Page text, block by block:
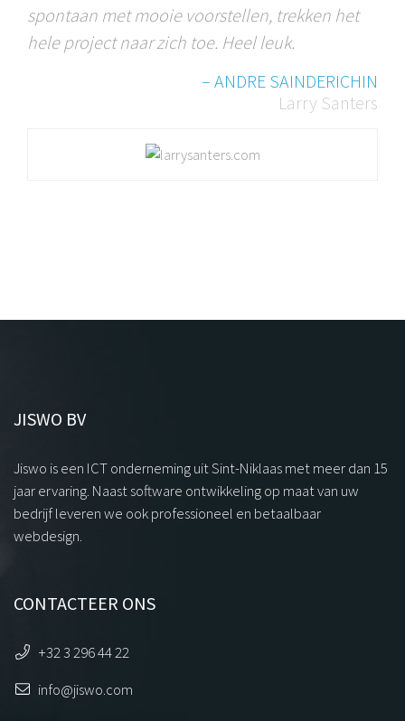
spontaan met mooie voorstellen, trekken het
hele project naar zich toe. Heel leuk.
– ANDRE SAINDERICHIN
Larry Santers
JISWO BV
Jiswo is een ICT onderneming uit Sint-Niklaas met meer dan 15
jaar ervaring. Naast software ontwikkeling op maat van uw
bedrijf leveren we ook professioneel en betaalbaar
webdesign.
CONTACTEER ONS
+32 3 296 44 22
info@jiswo.com